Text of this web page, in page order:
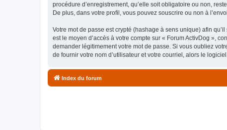
procédure d’enregistrement, qu’elle soit obligatoire ou non,
De plus, dans votre profil, vous pouvez souscrire ou non à
Votre mot de passe est crypté (hashage à sens unique) afin
est le moyen d’accès à votre compte sur « Forum ActivDog »,
demander légitimement votre mot de passe. Si vous oubliez
de fournir votre nom d’utilisateur et votre courriel, alors le
Index du forum